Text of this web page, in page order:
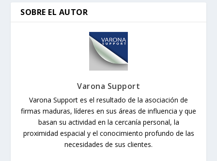
SOBRE EL AUTOR
Varona Support
Varona Support es el resultado de la asociación de
firmas maduras, líderes en sus áreas de influencia y que
basan su actividad en la cercanía personal, la
proximidad espacial y el conocimiento profundo de las
necesidades de sus clientes.